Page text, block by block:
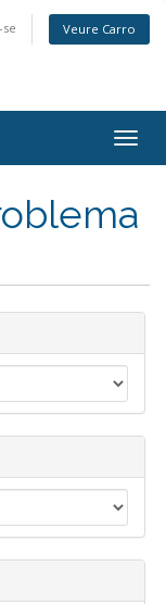
Veure Carro